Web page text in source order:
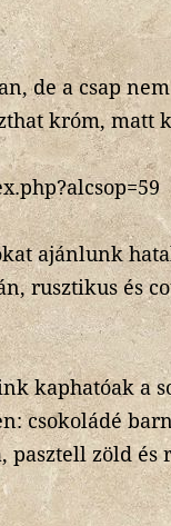
de a csap
króm, matt
ajánlunk
rusztikus és
kaphatóak a
csokoládé
zöld és